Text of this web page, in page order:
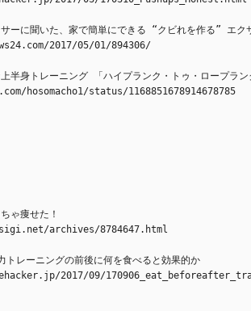
ーに聞いた、家で簡単にできる “クビれを作る” エク
2017/05/01/894306/
半身トレーニング 「ハイプランク・トゥ・ロープラン
hosomacho1/status/1168851678914678785
ゃ痩せた！
archives/8784647.html
ーニングの前後に何を食べると効果的か
2017/09/